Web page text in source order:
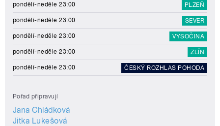
pondělí-neděle 23:00 PLZEŇ
pondělí-neděle 23:00 SEVER
pondělí-neděle 23:00 VYSOČINA
pondělí-neděle 23:00 ZLÍN
pondělí-neděle 23:00 ČESKÝ ROZHLAS POHODA
Pořad připravují
Jana Chládková
Jitka Lukešová